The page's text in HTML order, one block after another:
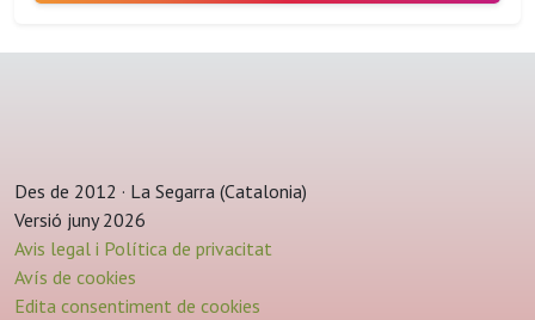
Des de 2012 · La Segarra (Catalonia)
Versió juny 2026
Avis legal i Política de privacitat
Avís de cookies
Edita consentiment de cookies